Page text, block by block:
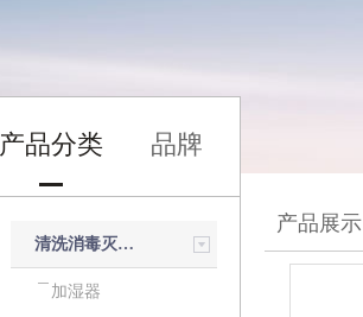
产品分类 品牌
清洗消毒灭菌设备
加湿器
产品展示